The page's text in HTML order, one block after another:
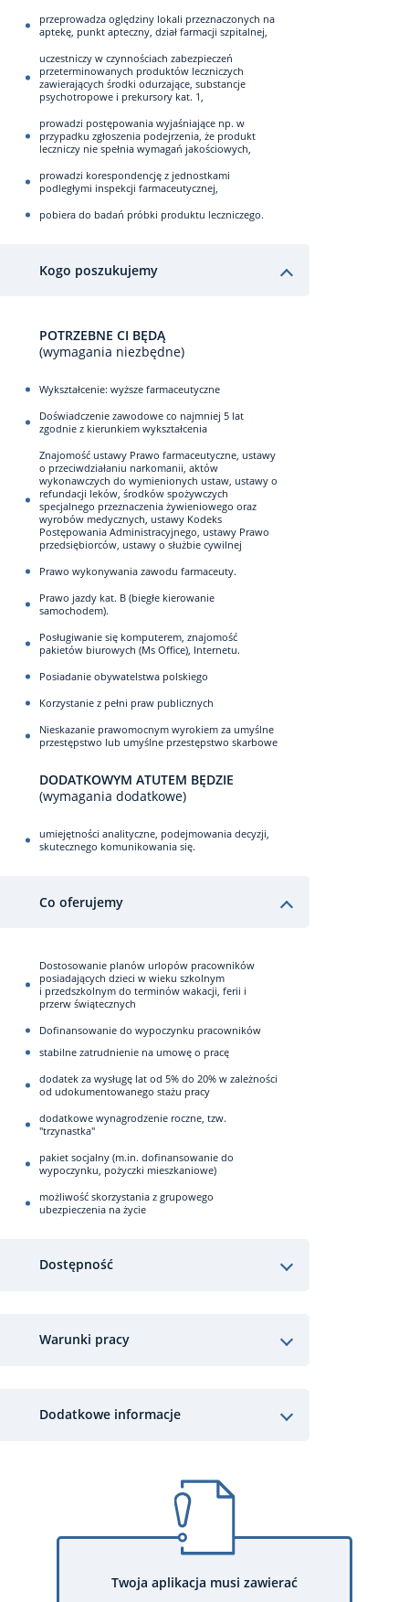
przeprowadza oględziny lokali przeznaczonych na
aptekę, punkt apteczny, dział farmacji szpitalnej,
uczestniczy w czynnościach zabezpieczeń
przeterminowanych produktów leczniczych
zawierających środki odurzające, substancje
psychotropowe i prekursory kat. 1,
prowadzi postępowania wyjaśniające np. w
przypadku zgłoszenia podejrzenia, że produkt
leczniczy nie spełnia wymagań jakościowych,
prowadzi korespondencję z jednostkami
podległymi inspekcji farmaceutycznej,
pobiera do badań próbki produktu leczniczego.
Kogo poszukujemy
POTRZEBNE CI BĘDĄ
(wymagania niezbędne)
Wykształcenie: wyższe farmaceutyczne
Doświadczenie zawodowe co najmniej 5 lat
zgodnie z kierunkiem wykształcenia
Znajomość ustawy Prawo farmaceutyczne, ustawy
o przeciwdziałaniu narkomanii, aktów
wykonawczych do wymienionych ustaw, ustawy o
refundacji leków, środków spożywczych
specjalnego przeznaczenia żywieniowego oraz
wyrobów medycznych, ustawy Kodeks
Postępowania Administracyjnego, ustawy Prawo
przedsiębiorców, ustawy o służbie cywilnej
Prawo wykonywania zawodu farmaceuty.
Prawo jazdy kat. B (biegłe kierowanie
samochodem).
Posługiwanie się komputerem, znajomość
pakietów biurowych (Ms Office), Internetu.
Posiadanie obywatelstwa polskiego
Korzystanie z pełni praw publicznych
Nieskazanie prawomocnym wyrokiem za umyślne
przestępstwo lub umyślne przestępstwo skarbowe
DODATKOWYM ATUTEM BĘDZIE
(wymagania dodatkowe)
umiejętności analityczne, podejmowania decyzji,
skutecznego komunikowania się.
Co oferujemy
Dostosowanie planów urlopów pracowników
posiadających dzieci w wieku szkolnym
i przedszkolnym do terminów wakacji, ferii i
przerw świątecznych
Dofinansowanie do wypoczynku pracowników
stabilne zatrudnienie na umowę o pracę
dodatek za wysługę lat od 5% do 20% w zależności
od udokumentowanego stażu pracy
dodatkowe wynagrodzenie roczne, tzw.
"trzynastka"
pakiet socjalny (m.in. dofinansowanie do
wypoczynku, pożyczki mieszkaniowe)
możliwość skorzystania z grupowego
ubezpieczenia na życie
Dostępność
Warunki pracy
Dodatkowe informacje
Twoja aplikacja musi zawierać